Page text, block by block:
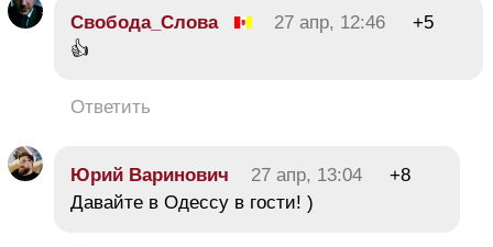
Свобода_Слова 27 апр, 12:46
+5
👍
Ответить
Юрий Варинович 27 апр, 13:04
+8
Давайте в Одессу в гости! )